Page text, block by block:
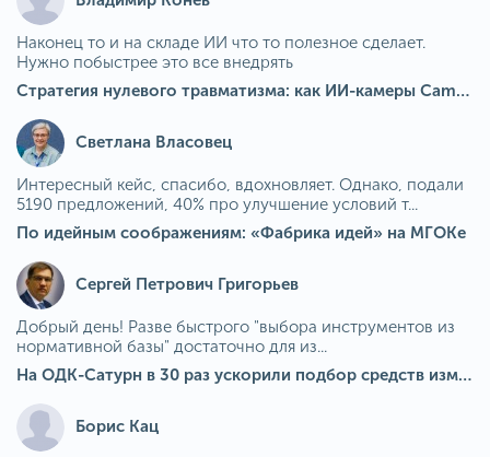
Наконец то и на складе ИИ что то полезное сделает.
Нужно побыстрее это все внедрять
Стратегия нулевого травматизма: как ИИ-камеры Camkord снижают риск наезда на пешехода при работе на погрузчике
Светлана Власовец
Интересный кейс, спасибо, вдохновляет. Однако, подали
5190 предложений, 40% про улучшение условий т...
По идейным соображениям: «Фабрика идей» на МГОКе
Сергей Петрович Григорьев
Добрый день! Разве быстрого "выбора инструментов из
нормативной базы" достаточно для из...
На ОДК-Сатурн в 30 раз ускорили подбор средств измерения для контроля качества продукции
Борис Кац